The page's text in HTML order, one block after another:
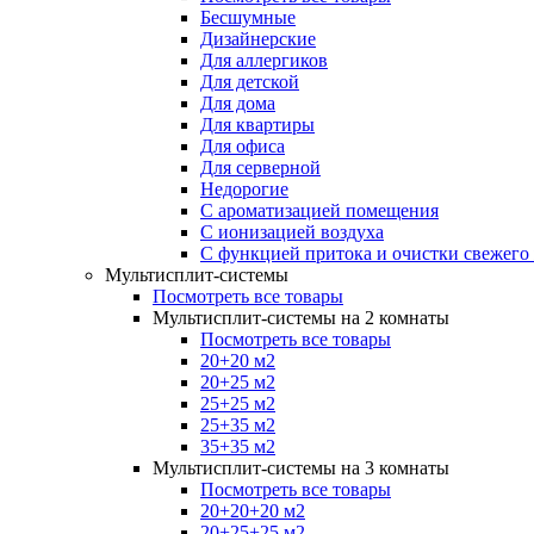
Бесшумные
Дизайнерские
Для аллергиков
Для детской
Для дома
Для квартиры
Для офиса
Для серверной
Недорогие
С ароматизацией помещения
С ионизацией воздуха
С функцией притока и очистки свежего
Мультисплит-системы
Посмотреть все товары
Мультисплит-системы на 2 комнаты
Посмотреть все товары
20+20 м2
20+25 м2
25+25 м2
25+35 м2
35+35 м2
Мультисплит-системы на 3 комнаты
Посмотреть все товары
20+20+20 м2